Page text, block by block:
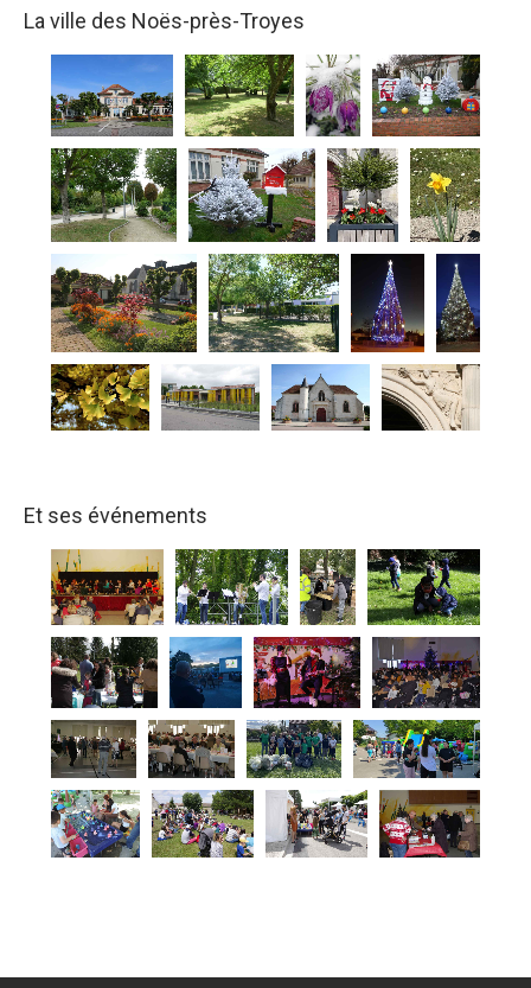
La ville des Noës-près-Troyes
Et ses événements